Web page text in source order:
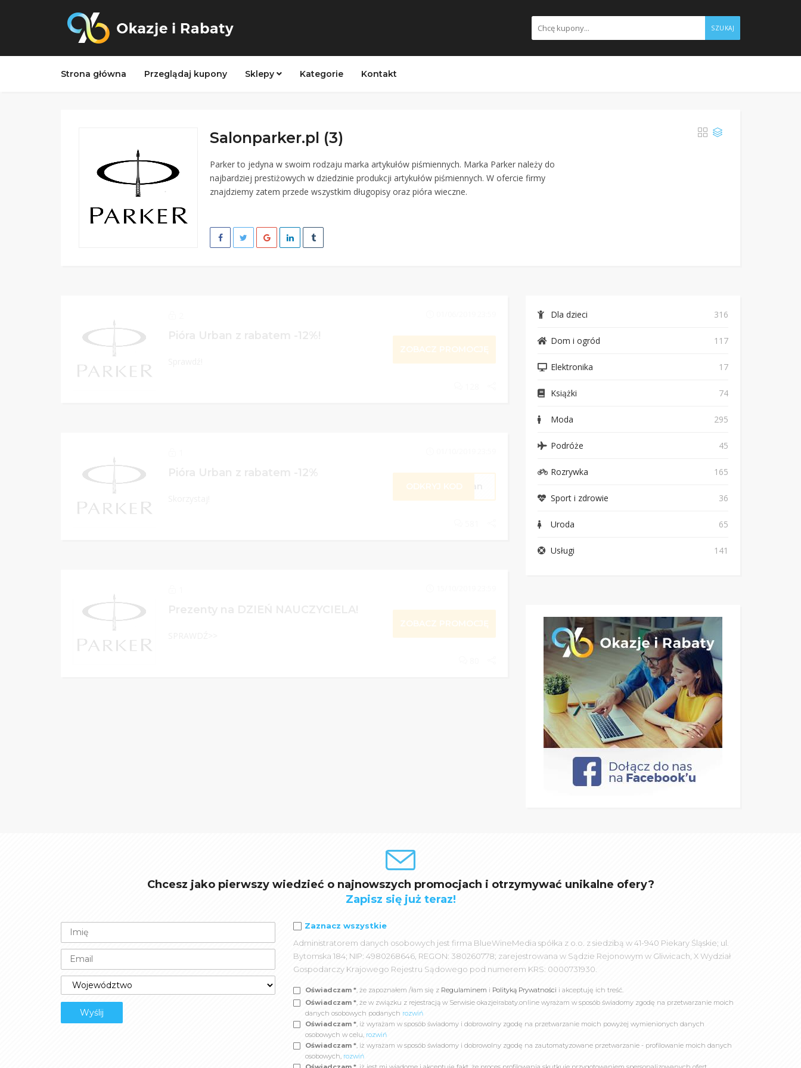
SZUKAJ
Strona główna Przeglądaj kupony Sklepy Kategorie Kontakt
Salonparker.pl (3)
Parker to jedyna w swoim rodzaju marka artykułów piśmiennych. Marka Parker należy do
najbardziej prestiżowych w dziedzinie produkcji artykułów piśmiennych. W ofercie firmy
znajdziemy zatem przede wszystkim długopisy oraz pióra wieczne.
ZOBACZ PROMOCJĘ
ODKRYJ KODrban
ZOBACZ PROMOCJĘ
Dla dzieci 316
Dom i ogród 117
Elektronika 17
Książki 74
Moda 295
Podróże 45
Rozrywka 165
Sport i zdrowie 36
Uroda 65
Usługi 141
Chcesz jako pierwszy wiedzieć o najnowszych promocjach i otrzymywać unikalne ofery?
Zapisz się już teraz!
Zaznacz wszystkie
Administratorem danych osobowych jest firma BlueWineMedia spółka z o.o. z siedzibą w 41-940 Piekary Śląskie; ul.
Bytomska 184; NIP: 4980268646, REGON: 380260778; zarejestrowana w Sądzie Rejonowym w Gliwicach, X Wydział
Gospodarczy Krajowego Rejestru Sądowego pod numerem KRS: 0000731930.
Oświadczam *, że zapoznałem /łam się z Regulaminem i Polityką Prywatności i akceptuję ich treść.
Oświadczam *, że w związku z rejestracją w Serwisie okazjeirabaty.online wyrażam w sposób świadomy zgodę na przetwarzanie moich
danych osobowych podanych rozwiń
Oświadczam *, iż wyrażam w sposób świadomy i dobrowolny zgodę na przetwarzanie moich powyżej wymienionych danych
osobowych w celu, rozwiń
Oświadczam *, iż wyrażam w sposób świadomy i dobrowolny zgodę na zautomatyzowane przetwarzanie - profilowanie moich danych
osobowych, rozwiń